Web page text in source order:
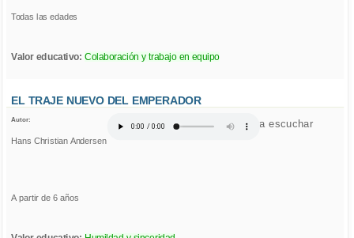
Todas las edades
Valor educativo:Colaboración y trabajo en equipo
EL TRAJE NUEVO DEL EMPERADOR
Click para escuchar
Autor:
Hans Christian Andersen
A partir de 6 años